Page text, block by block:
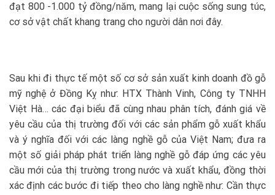
đạt 800 -1.000 tỷ đồng/năm, mang lại cuộc sống sung túc,
cơ sở vật chất khang trang cho người dân nơi đây.
Sau khi đi thực tế một số cơ sở sản xuất kinh doanh đồ gỗ
mỹ nghệ ở Đồng Kỵ như: HTX Thành Vinh, Công ty TNHH
Việt Hà… các đại biểu đã cùng nhau phân tích, đánh giá về
yêu cầu của thị trường đối với các sản phẩm gỗ xuất khẩu
và ý nghĩa đối với các làng nghề gỗ của Việt Nam; đưa ra
một số giải pháp phát triển làng nghề gỗ đáp ứng các yêu
cầu mới của thị trường trong nước và xuất khẩu, đồng thời
xác định các bước đi tiếp theo cho làng nghề như: Cần thực